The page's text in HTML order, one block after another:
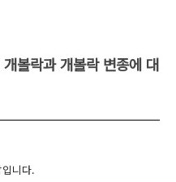
볼락과 개볼락 변종에 대
니다.